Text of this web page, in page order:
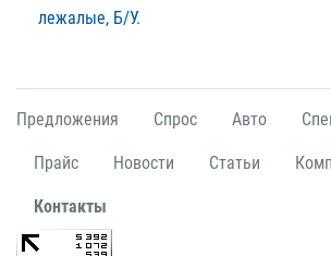
лежалые, Б/У.
Предложения Спрос Авто
Прайс Новости Статьи
Контакты